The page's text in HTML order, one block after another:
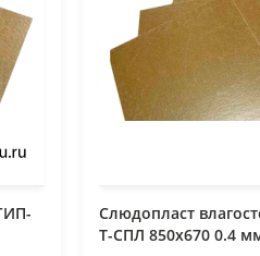
Слюдопласт
Т-СПЛ 850x670 0.4